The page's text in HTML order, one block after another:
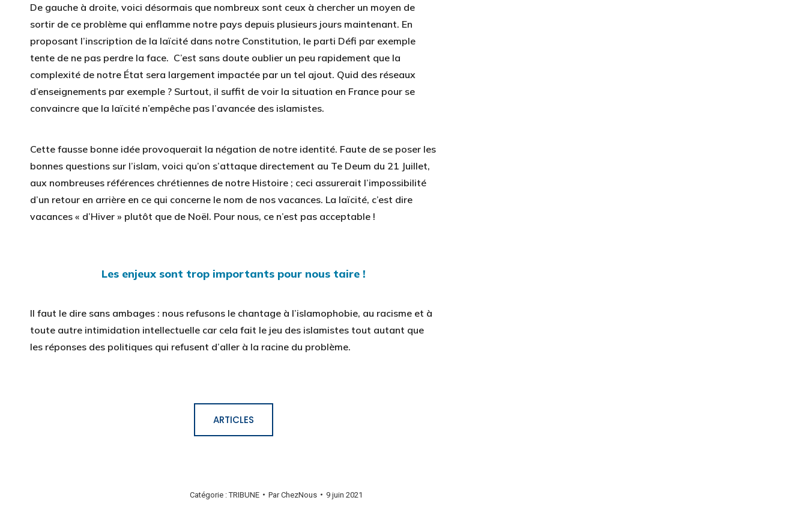
De gauche à droite, voici désormais que nombreux sont ceux à chercher un moyen de
sortir de ce problème qui enflamme notre pays depuis plusieurs jours maintenant. En
proposant l’inscription de la laïcité dans notre Constitution, le parti Défi par exemple
tente de ne pas perdre la face. C’est sans doute oublier un peu rapidement que la
complexité de notre État sera largement impactée par un tel ajout. Quid des réseaux
d’enseignements par exemple ? Surtout, il suffit de voir la situation en France pour se
convaincre que la laïcité n’empêche pas l’avancée des islamistes.
Cette fausse bonne idée provoquerait la négation de notre identité. Faute de se poser les
bonnes questions sur l’islam, voici qu’on s’attaque directement au Te Deum du 21 Juillet,
aux nombreuses références chrétiennes de notre Histoire ; ceci assurerait l’impossibilité
d’un retour en arrière en ce qui concerne le nom de nos vacances. La laïcité, c’est dire
vacances « d’Hiver » plutôt que de Noël. Pour nous, ce n’est pas acceptable !
Les enjeux sont trop importants pour nous taire !
Il faut le dire sans ambages : nous refusons le chantage à l’islamophobie, au racisme et à
toute autre intimidation intellectuelle car cela fait le jeu des islamistes tout autant que
les réponses des politiques qui refusent d’aller à la racine du problème.
ARTICLES
Catégorie :TRIBUNE ParChezNous 9 juin 2021